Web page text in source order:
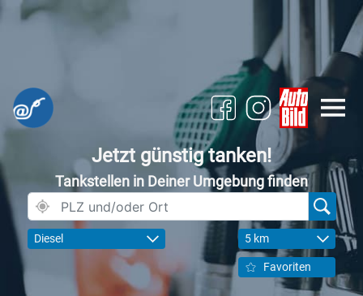
Jetzt günstig tanken!
Tankstellen in Deiner Umgebung finden
Diesel 5 km
Favoriten